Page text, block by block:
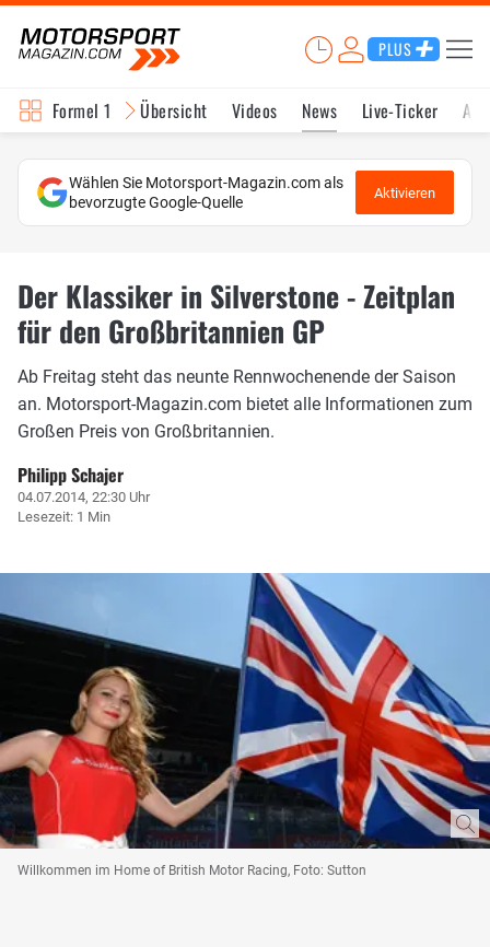
PLUS
Formel 1 Übersicht Videos News Live-Ticker
Wählen Sie Motorsport-Magazin.com als
bevorzugte Google-Quelle
Aktivieren
Der Klassiker in Silverstone - Zeitplan
für den Großbritannien GP
Ab Freitag steht das neunte Rennwochenende der Saison
an. Motorsport-Magazin.com bietet alle Informationen zum
Großen Preis von Großbritannien.
Philipp Schajer
04.07.2014, 22:30 Uhr
Lesezeit: 1 Min
Willkommen im Home of British Motor Racing, Foto: Sutton